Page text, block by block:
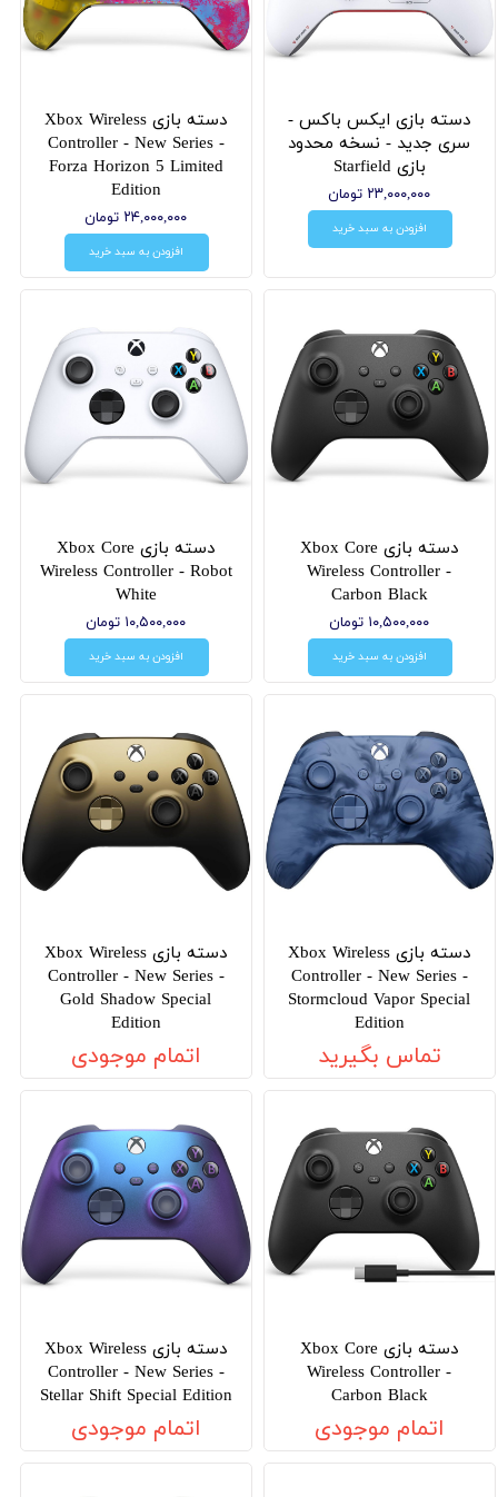
دسته بازی ایکس باکس -
سری جدید - نسخه محدود
بازی Starfield
۲۳,۰۰۰,۰۰۰ تومان
افزودن به سبد خرید
دسته بازی Xbox Wireless
Controller - New Series -
Forza Horizon 5 Limited
Edition
۲۴,۰۰۰,۰۰۰ تومان
افزودن به سبد خرید
دسته بازی Xbox Core
Wireless Controller -
Carbon Black
۱۰,۵۰۰,۰۰۰ تومان
افزودن به سبد خرید
دسته بازی Xbox Core
Wireless Controller - Robot
White
۱۰,۵۰۰,۰۰۰ تومان
افزودن به سبد خرید
دسته بازی Xbox Wireless
Controller - New Series -
Stormcloud Vapor Special
Edition
تماس بگیرید
دسته بازی Xbox Wireless
Controller - New Series -
Gold Shadow Special
Edition
اتمام موجودی
دسته بازی Xbox Core
Wireless Controller -
Carbon Black
اتمام موجودی
دسته بازی Xbox Wireless
Controller - New Series -
Stellar Shift Special Edition
اتمام موجودی